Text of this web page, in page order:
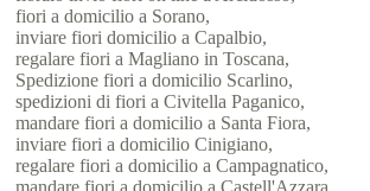
fiori a domicilio a Sorano,
inviare fiori domicilio a Capalbio,
regalare fiori a Magliano in Toscana,
Spedizione fiori a domicilio Scarlino,
spedizioni di fiori a Civitella Paganico,
mandare fiori a domicilio a Santa Fiora,
inviare fiori a domicilio Cinigiano,
regalare fiori a domicilio a Campagnatico,
mandare fiori a domicilio a Castell'Azzara,